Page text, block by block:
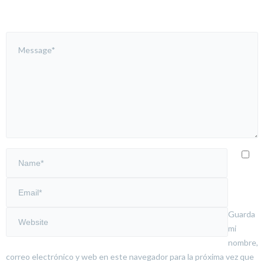
Guarda
mi
nombre,
correo electrónico y web en este navegador para la próxima vez que